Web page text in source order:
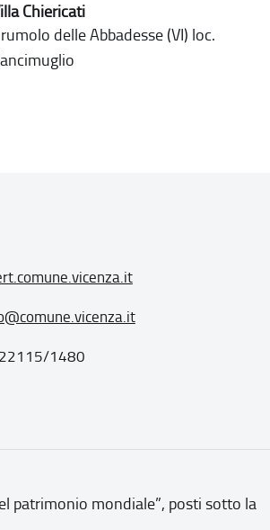
Chiericati
delle Abbadesse (VI) loc.
1480
patrimonio mondiale”, posti sotto la